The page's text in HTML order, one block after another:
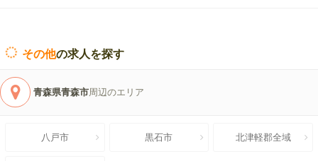
その他の求人を探す
青森県青森市周辺のエリア
八戸市 黒石市 北津軽郡全域